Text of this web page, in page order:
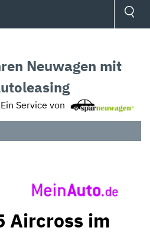
Neuwagen mit
Ein Service von
Aircross im